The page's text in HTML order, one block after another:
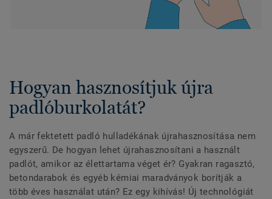
Hogyan hasznosítjuk újra
padlóburkolatát?
A már fektetett padló hulladékának újrahasznosítása nem
egyszerű. De hogyan lehet újrahasznosítani a használt
padlót, amikor az élettartama véget ér? Gyakran ragasztó,
betondarabok és egyéb kémiai maradványok borítják a
több éves használat után? Ez egy kihívás! Új technológiát